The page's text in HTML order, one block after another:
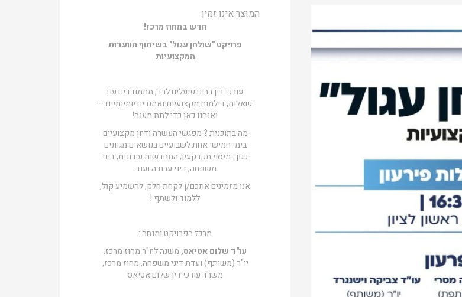
המוצר אינו זמין
חדש במחוז מרכז!
פרויקט "שולחן עגול" בשיתוף הוועדות
המקצועיות
עורכי דין רבים פועלים לבד, מתמודדים עם
שאלות, דילמות מקצועיות ואתגרים יומיומיים –
ואנחנו כאן כדי לתת מענה!
מה בתוכנית ? מפגשי העשרה ודיון מקצועיים
בימי חמישי אחת לשבועיים בנושאים מגוונים
כגון : מיסוי מקרקעין, התחדשות עירונית, דיני
משפחה, דיני עבודה ועוד.
אנו מזמינים אתכם/ן לקחת חלק, להשמיע קול,
ללמוד ולשתף !
מרכז הפרויקט ומנחה :
עו"ד שלום אטיאס, משנה ליו"ר מחוז מרכז,
יו"ר (משותף) ועדת דיני משפחה, מחוז מרכז,
משרד עורכי דין שלום אטיאס